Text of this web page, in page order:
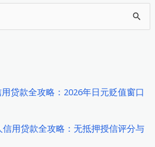
贷款全攻略：2026年日元贬值窗口
用贷款全攻略：无抵押授信评分与